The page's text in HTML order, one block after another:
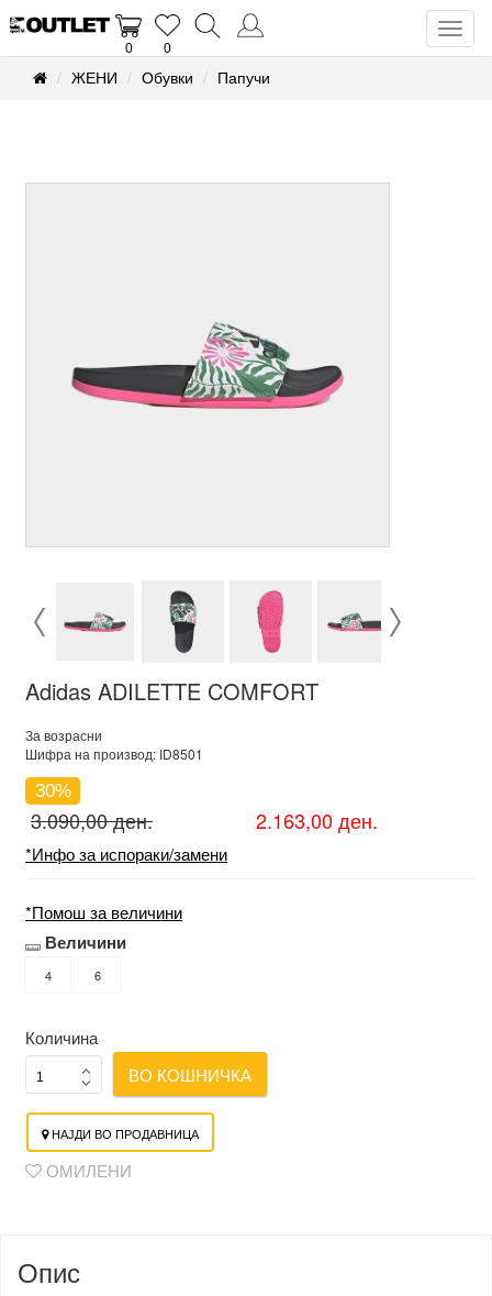
0 0
ЖЕНИ Обувки Папучи
Adidas ADILETTE COMFORT
За возрасни
Шифра на производ: ID8501
30%
3.090,00 ден. 2.163,00 ден.
*Инфо за испораки/замени
*Помош за величини
Величини
4 6
Количина
ВО КОШНИЧКА
НАЈДИ ВО ПРОДАВНИЦА
ОМИЛЕНИ
Опис